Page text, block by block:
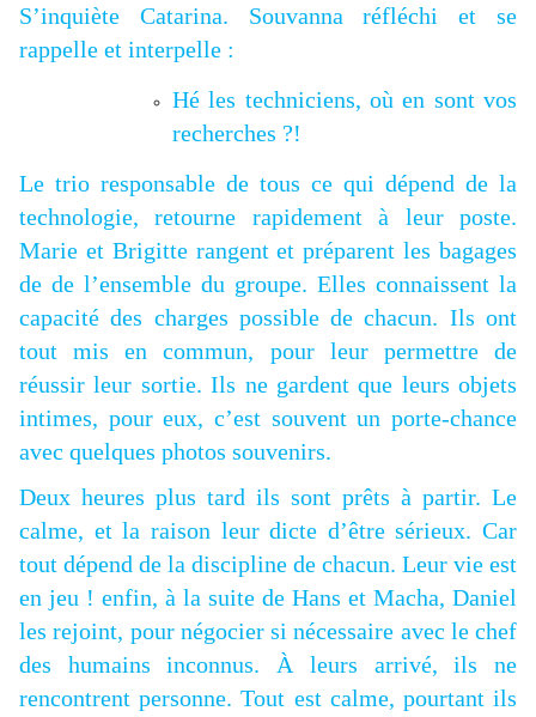
S’inquiète Catarina. Souvanna réfléchi et se
rappelle et interpelle :
Hé les techniciens, où en sont vos
recherches ?!
Le trio responsable de tous ce qui dépend de la
technologie, retourne rapidement à leur poste.
Marie et Brigitte rangent et préparent les bagages
de de l’ensemble du groupe. Elles connaissent la
capacité des charges possible de chacun. Ils ont
tout mis en commun, pour leur permettre de
réussir leur sortie. Ils ne gardent que leurs objets
intimes, pour eux, c’est souvent un porte-chance
avec quelques photos souvenirs.
Deux heures plus tard ils sont prêts à partir. Le
calme, et la raison leur dicte d’être sérieux. Car
tout dépend de la discipline de chacun. Leur vie est
en jeu ! enfin, à la suite de Hans et Macha, Daniel
les rejoint, pour négocier si nécessaire avec le chef
des humains inconnus. À leurs arrivé, ils ne
rencontrent personne. Tout est calme, pourtant ils